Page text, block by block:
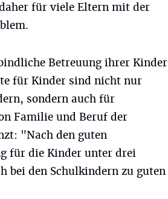
für viele Eltern mit der
Betreuung ihrer Kinder
für Kinder sind nicht nur
sondern auch für
Familie und Beruf der
"Nach den guten
für die Kinder unter drei
bei den Schulkindern zu guten